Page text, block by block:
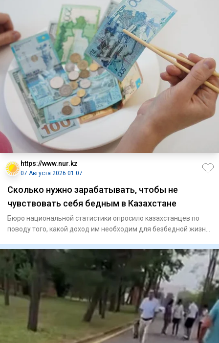
https://www.nur.kz
07 Августа 2026 01:07
Сколько нужно зарабатывать, чтобы не
чувствовать себя бедным в Казахстане
Бюро национальной статистики опросило казахстанцев по
поводу того, какой доход им необходим для безбедной жизни.